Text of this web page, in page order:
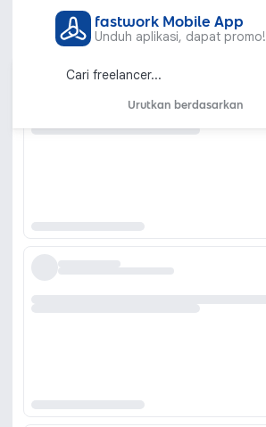
fastwork Mobile App
Unduh aplikasi, dapat promo!
Urutkan berdasarkan